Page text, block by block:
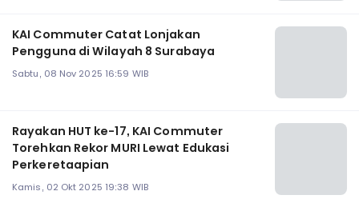
KAI Commuter Catat Lonjakan
Pengguna di Wilayah 8 Surabaya
Sabtu, 08 Nov 2025 16:59 WIB
Rayakan HUT ke-17, KAI Commuter
Torehkan Rekor MURI Lewat Edukasi
Perkeretaapian
Kamis, 02 Okt 2025 19:38 WIB